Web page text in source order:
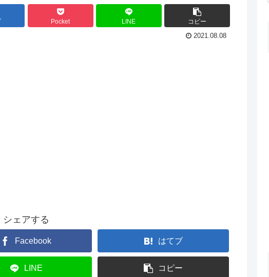
Pocket LINE コピー
2021.08.08
シェアする
Facebook はてブ
LINE コピー